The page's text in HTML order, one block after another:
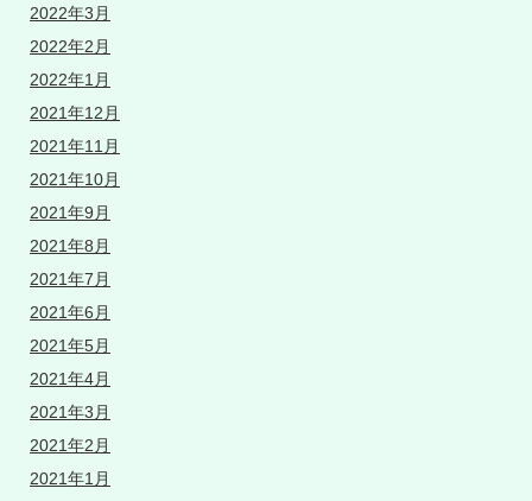
2022年3月
2022年2月
2022年1月
2021年12月
2021年11月
2021年10月
2021年9月
2021年8月
2021年7月
2021年6月
2021年5月
2021年4月
2021年3月
2021年2月
2021年1月